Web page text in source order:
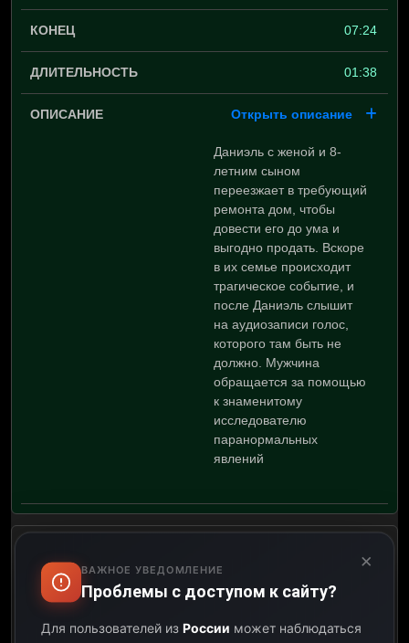
07:24
01:38
Открыть описание
Даниэль с женой и 8-
летним сыном
переезжает в требующий
ремонта дом, чтобы
довести его до ума и
выгодно продать. Вскоре
в их семье происходит
трагическое событие, и
после Даниэль слышит
на аудиозаписи голос,
которого там быть не
должно. Мужчина
обращается за помощью
к знаменитому
исследователю
паранормальных
явлений
х/ф Слендер
×
ВАЖНОЕ УВЕДОМЛЕНИЕ
Проблемы с доступом к сайту?
Для пользователей из России может наблюдаться